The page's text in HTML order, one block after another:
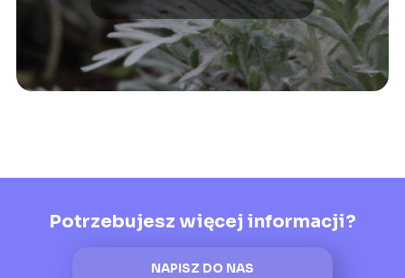
Potrzebujesz więcej informacji?
NAPISZ DO NAS